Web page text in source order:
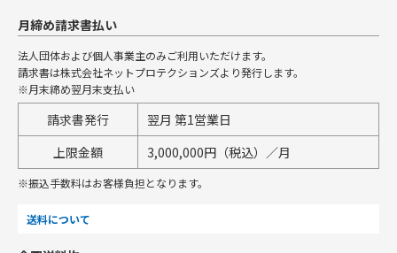
月締め請求書払い
法人団体および個人事業主のみご利用いただけます。
請求書は株式会社ネットプロテクションズより発行します。
※月末締め翌月末支払い
請求書発行
翌月 第1営業日
上限金額
3,000,000円（税込）／月
※振込手数料はお客様負担となります。
送料について